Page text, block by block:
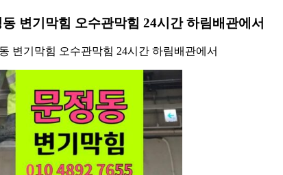
변기막힘 오수관막힘 24시간 하림배관에서
변기막힘 오수관막힘 24시간 하림배관에서